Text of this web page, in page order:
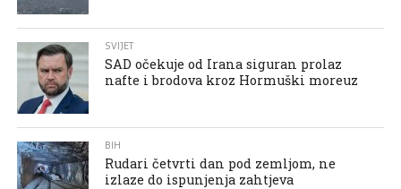
SVIJET
SAD očekuje od Irana siguran prolaz
nafte i brodova kroz Hormuški moreuz
BIH
Rudari četvrti dan pod zemljom, ne
izlaze do ispunjenja zahtjeva